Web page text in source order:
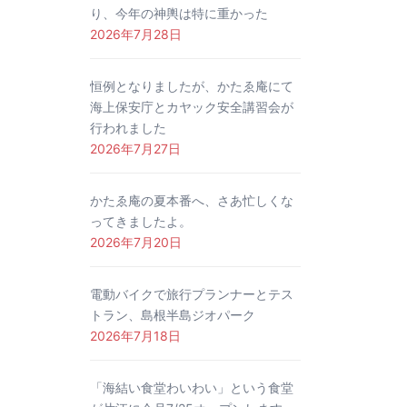
り、今年の神輿は特に重かった
2026年7月28日
恒例となりましたが、かたゑ庵にて
海上保安庁とカヤック安全講習会が
行われました
2026年7月27日
かたゑ庵の夏本番へ、さあ忙しくな
ってきましたよ。
2026年7月20日
電動バイクで旅行プランナーとテス
トラン、島根半島ジオパーク
2026年7月18日
「海結い食堂わいわい」という食堂